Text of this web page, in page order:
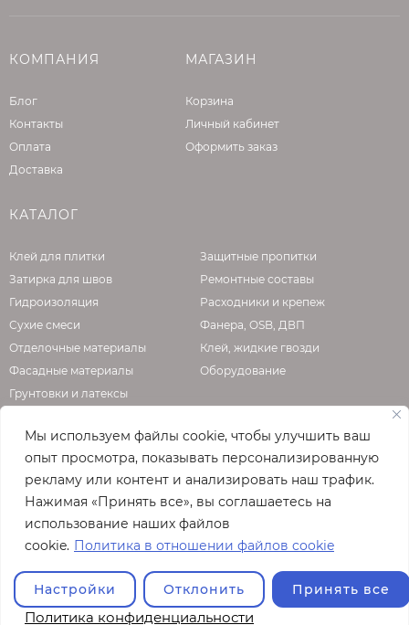
Мы используем файлы cookie, чтобы улучшить ваш
опыт просмотра, показывать персонализированную
рекламу или контент и анализировать наш трафик.
Нажимая «Принять все», вы соглашаетесь на
использование наших файлов
cookie. Политика в отношении файлов cookie
Настройки Отклонить Принять все
Политика конфиденциальности
КОМПАНИЯ
Блог
Контакты
Оплата
Доставка
МАГАЗИН
Корзина
Личный кабинет
Оформить заказ
КАТАЛОГ
Клей для плитки
Затирка для швов
Гидроизоляция
Сухие смеси
Отделочные материалы
Фасадные материалы
Грунтовки и латексы
Защитные пропитки
Ремонтные составы
Расходники и крепеж
Фанера, OSB, ДВП
Клей, жидкие гвозди
Оборудование
О КОМПАНИИ
Официальная страница сайта
enzo.ru